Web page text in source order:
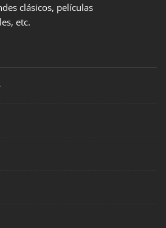
clásicos, películas
etc.